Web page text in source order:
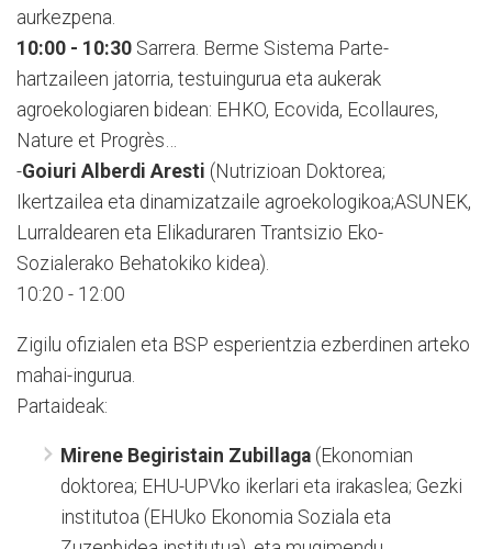
aurkezpena.
10:00 - 10:30 Sarrera. Berme Sistema Parte-
hartzaileen jatorria, testuingurua eta aukerak
agroekologiaren bidean: EHKO, Ecovida, Ecollaures,
Nature et Progrès…
-Goiuri Alberdi Aresti (Nutrizioan Doktorea;
Ikertzailea eta dinamizatzaile agroekologikoa;ASUNEK,
Lurraldearen eta Elikaduraren Trantsizio Eko-
Sozialerako Behatokiko kidea).
10:20 - 12:00
Zigilu ofizialen eta BSP esperientzia ezberdinen arteko
mahai-ingurua.
Partaideak:
Mirene Begiristain Zubillaga (Ekonomian
doktorea; EHU-UPVko ikerlari eta irakaslea; Gezki
institutoa (EHUko Ekonomia Soziala eta